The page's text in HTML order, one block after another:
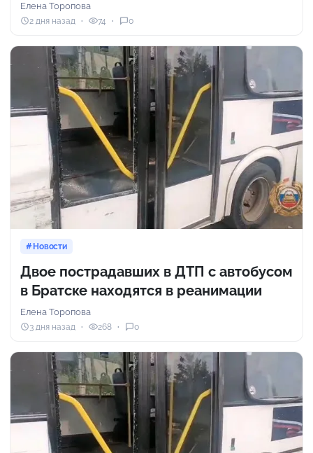
Елена Торопова
2 дня назад 74 0
Новости
Двое пострадавших в ДТП с автобусом
в Братске находятся в реанимации
Елена Торопова
3 дня назад 268 0